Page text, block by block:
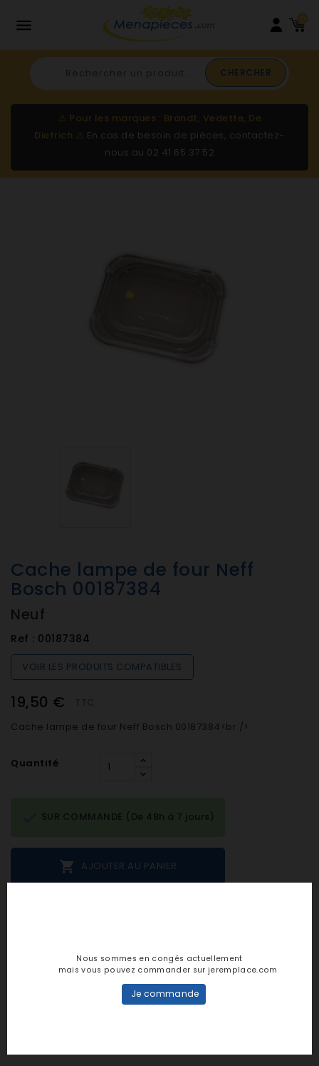
 0
CHERCHER
⚠️ Pour les marques : Brandt, Vedette, De
Dietrich ⚠️ En cas de besoin de pièces, contactez-
nous au 02 41 65 37 52
Cache lampe de four Neff
Bosch 00187384
Neuf
Ref : 00187384
VOIR LES PRODUITS COMPATIBLES
19,50 €
Cache lampe de four Neff Bosch 00187384<br />
Quantité
 AJOUTER AU PANIER
SUR COMMANDE (De 48h à 7 jours)
personne n'a encore posté d'avis
Nous sommes en congés actuellement
mais vous pouvez commander sur jeremplace.com
Je commande